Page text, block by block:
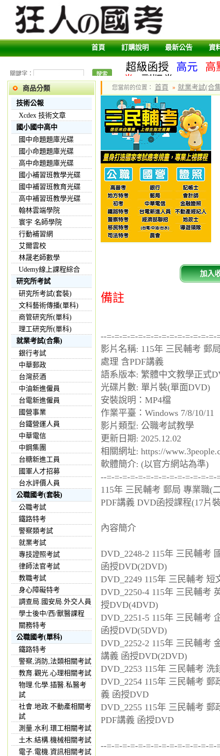
首頁 訂購說明 最新公告 資
關鍵字：
超級函授 高元
高
卷
副版卷
商品分類
技術公報
Xcdex 技術文章
國小國中高中
國中命題題庫光碟
國小命題題庫光碟
高中命題題庫光碟
國小補習班教學光碟
國中補習班教育光碟
高中補習班教學光碟
翰林雲端學院
寰宇 名師學院
行動補習網
艾爾雲校
林晟老師數學
Udemy線上課程綜合
研究所考試
研究所考試(套裝)
文科藝術傳播(單科)
商管研究所(單科)
理工研究所(單科)
就業考試(合集)
銀行考試
中華郵政
台灣菸酒
中油新進僱員
台電新進僱員
國營事業
台鐵營運人員
中華電信
中鋼集團
台糖新進工員
國軍人才招募
台水評價人員
公職國考(套裝)
公職考試
鐵路特考
警察類考試
就業考試
專技證照考試
律師法官考試
教職考試
身心障礙特考
調查局.國安局.外交人員
學士後中/西/獸醫課程
關務特考
公職國考(單科)
鐵路特考
警察,消防,法類相關考試
教育.觀光.心理相關考試
物理.化學.插醫.私醫考
試
社會.地政.不動產相關考
試
測量.水利.環工相關考試
土木.結構.機械相關考試
電子.電機.資訊相關考試
您當前的位置： 首頁 » 就業考試(合
加入
備註
--=-=-=-=-=-=-=-=-=-=-=-=-=-
影片名稱: 115年 三民輔考 郵
處理 含PDF講義
語系版本: 繁體中文教學正式
光碟片數: 單片裝(單面DVD)
安裝說明：MP4檔
作業平臺：Windows 7/8/10/11
影片類型: 公職考試教學
更新日期: 2025.12.02
相關網址: https://
軟體簡介: (以官方網站為準)
--=-=-=-=-=-=-=-=-=-=-=-=-=-
115年 三民輔考 郵局 專業職(
PDF講義 DVD函授課程(17片
內容簡介
DVD_2248-2 115年 三民輔考
函授DVD(2DVD)
DVD_2249 115年 三民輔考
DVD_2250-4 115年 三民輔考
授DVD(4DVD)
DVD_2251-5 115年 三民輔考
函授DVD(5DVD)
DVD_2252-2 115年 三民輔考
講義 函授DVD(2DVD)
DVD_2253 115年 三民輔考
DVD_2254 115年 三民輔考
義 函授DVD
DVD_2255 115年 三民輔考
PDF講義 函授DVD
--=-=-=-=-=-=-=-=-=-=-=-=-=-